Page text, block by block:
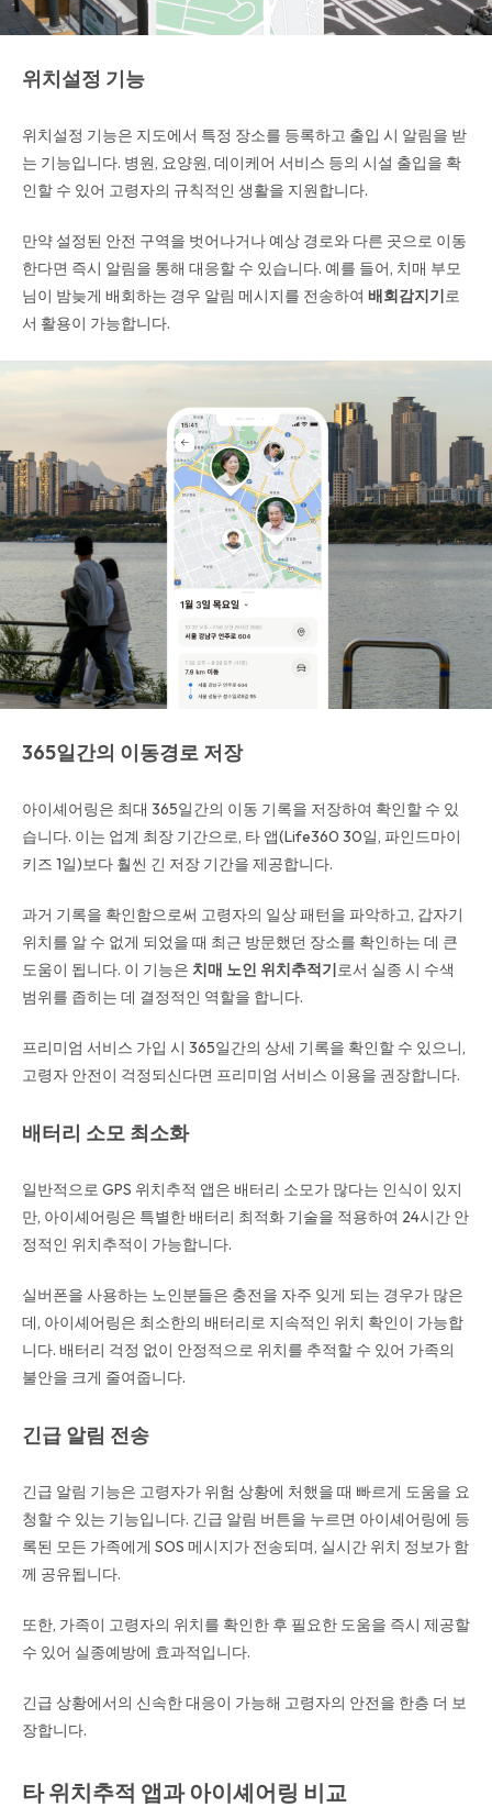
위치설정 기능
위치설정 기능은 지도에서 특정 장소를 등록하고 출입 시 알림을 받
는 기능입니다. 병원, 요양원, 데이케어 서비스 등의 시설 출입을 확
인할 수 있어 고령자의 규칙적인 생활을 지원합니다.
만약 설정된 안전 구역을 벗어나거나 예상 경로와 다른 곳으로 이동
한다면 즉시 알림을 통해 대응할 수 있습니다. 예를 들어, 치매 부모
님이 밤늦게 배회하는 경우 알림 메시지를 전송하여 배회감지기로
서 활용이 가능합니다.
365일간의 이동경로 저장
아이셰어링은 최대 365일간의 이동 기록을 저장하여 확인할 수 있
습니다. 이는 업계 최장 기간으로, 타 앱(Life360 30일, 파인드마이
키즈 1일)보다 훨씬 긴 저장 기간을 제공합니다.
과거 기록을 확인함으로써 고령자의 일상 패턴을 파악하고, 갑자기
위치를 알 수 없게 되었을 때 최근 방문했던 장소를 확인하는 데 큰
도움이 됩니다. 이 기능은 치매 노인 위치추적기로서 실종 시 수색
범위를 좁히는 데 결정적인 역할을 합니다.
프리미엄 서비스 가입 시 365일간의 상세 기록을 확인할 수 있으니,
고령자 안전이 걱정되신다면 프리미엄 서비스 이용을 권장합니다.
배터리 소모 최소화
일반적으로 GPS 위치추적 앱은 배터리 소모가 많다는 인식이 있지
만, 아이셰어링은 특별한 배터리 최적화 기술을 적용하여 24시간 안
정적인 위치추적이 가능합니다.
실버폰을 사용하는 노인분들은 충전을 자주 잊게 되는 경우가 많은
데, 아이셰어링은 최소한의 배터리로 지속적인 위치 확인이 가능합
니다. 배터리 걱정 없이 안정적으로 위치를 추적할 수 있어 가족의
불안을 크게 줄여줍니다.
긴급 알림 전송
긴급 알림 기능은 고령자가 위험 상황에 처했을 때 빠르게 도움을 요
청할 수 있는 기능입니다. 긴급 알림 버튼을 누르면 아이셰어링에 등
록된 모든 가족에게 SOS 메시지가 전송되며, 실시간 위치 정보가 함
께 공유됩니다.
또한, 가족이 고령자의 위치를 확인한 후 필요한 도움을 즉시 제공할
수 있어 실종예방에 효과적입니다.
긴급 상황에서의 신속한 대응이 가능해 고령자의 안전을 한층 더 보
장합니다.
타 위치추적 앱과 아이셰어링 비교